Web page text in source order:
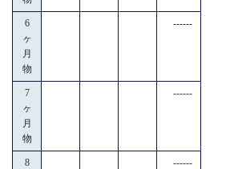
6
ヶ
月
物
------
7
ヶ
月
物
------
8
------